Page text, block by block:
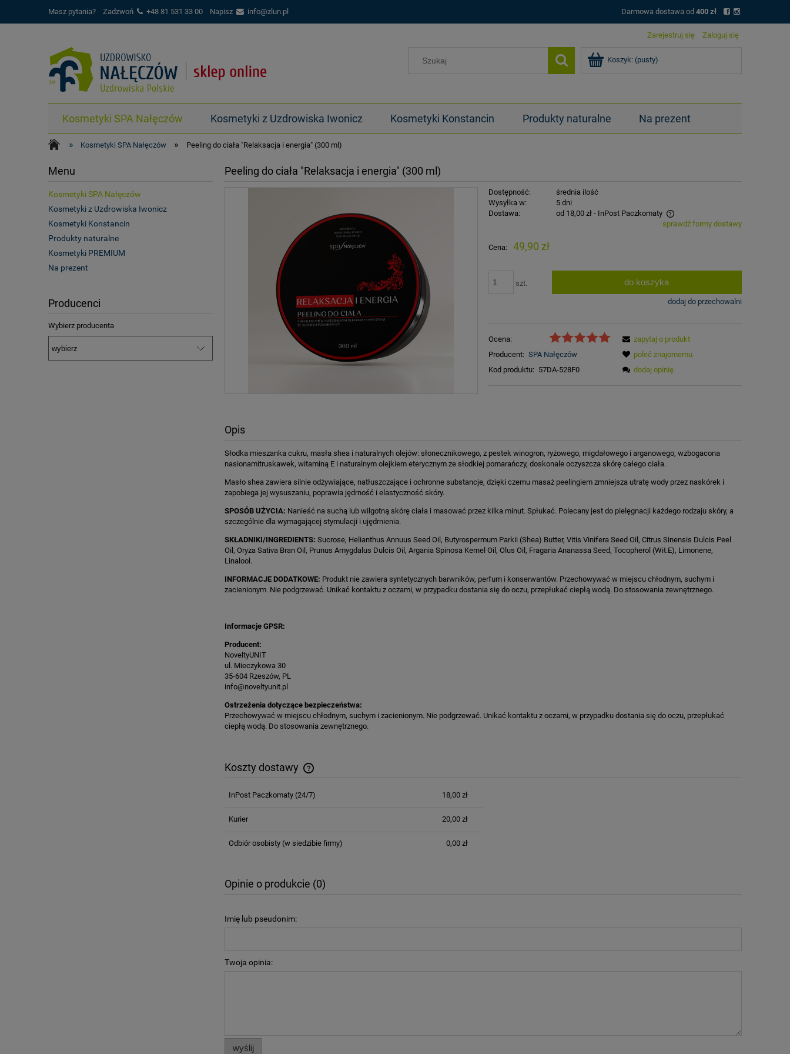
Masz pytania? Zadzwoń +48 81 531 33 00 Napisz info@zlun.pl Darmowa dostawa od 400 zł
Zarejestruj się Zaloguj się
Koszyk: (pusty)
Kosmetyki SPA Nałęczów Kosmetyki z Uzdrowiska Iwonicz Kosmetyki Konstancin Produkty naturalne Na prezent
» Kosmetyki SPA Nałęczów » Peeling do ciała "Relaksacja i energia" (300 ml)
Menu
Kosmetyki SPA Nałęczów
Kosmetyki z Uzdrowiska Iwonicz
Kosmetyki Konstancin
Produkty naturalne
Kosmetyki PREMIUM
Na prezent
Producenci
Wybierz producenta
Peeling do ciała "Relaksacja i energia" (300 ml)
Dostępność:
średnia ilość
Wysyłka w:
5 dni
Dostawa:
od 18,00 zł - InPost Paczkomaty
Cena nie zawiera ewentualnych kosztów
płatności
sprawdź formy dostawy
Cena: 49,90 zł
szt. do koszyka
dodaj do przechowalni
Ocena:
Producent: SPA Nałęczów
Kod produktu: 57DA-528F0
zapytaj o produkt
poleć znajomemu
dodaj opinię
Opis
Słodka mieszanka cukru, masła shea i naturalnych olejów: słonecznikowego, z pestek winogron, ryżowego, migdałowego i arganowego, wzbogacona
nasionamitruskawek, witaminą E i naturalnym olejkiem eterycznym ze słodkiej pomarańczy, doskonale oczyszcza skórę całego ciała.
Masło shea zawiera silnie odżywiające, natłuszczające i ochronne substancje, dzięki czemu masaż peelingiem zmniejsza utratę wody przez naskórek i
zapobiega jej wysuszaniu, poprawia jędrność i elastyczność skóry.
SPOSÓB UŻYCIA: Nanieść na suchą lub wilgotną skórę ciała i masować przez kilka minut. Spłukać. Polecany jest do pielęgnacji każdego rodzaju skóry, a
szczególnie dla wymagającej stymulacji i ujędrnienia.
SKŁADNIKI/INGREDIENTS: Sucrose, Helianthus Annuus Seed Oil, Butyrospermum Parkii (Shea) Butter, Vitis Vinifera Seed Oil, Citrus Sinensis Dulcis Peel
Oil, Oryza Sativa Bran Oil, Prunus Amygdalus Dulcis Oil, Argania Spinosa Kernel Oil, Olus Oil, Fragaria Ananassa Seed, Tocopherol (Wit.E), Limonene,
Linalool.
INFORMACJE DODATKOWE: Produkt nie zawiera syntetycznych barwników, perfum i konserwantów. Przechowywać w miejscu chłodnym, suchym i
zacienionym. Nie podgrzewać. Unikać kontaktu z oczami, w przypadku dostania się do oczu, przepłukać ciepłą wodą. Do stosowania zewnętrznego.
Informacje GPSR:
Producent:
NoveltyUNIT
ul. Mieczykowa 30
35-604 Rzeszów, PL
info@noveltyunit.pl
Ostrzeżenia dotyczące bezpieczeństwa:
Przechowywać w miejscu chłodnym, suchym i zacienionym. Nie podgrzewać. Unikać kontaktu z oczami, w przypadku dostania się do oczu, przepłukać
ciepłą wodą. Do stosowania zewnętrznego.
Koszty dostawy
Cena nie zawiera ewentualnych kosztów
InPost Paczkomaty (24/7) 18,00 zł
Kurier 20,00 zł
Odbiór osobisty(w siedzibie firmy) 0,00 zł
Opinie o produkcie (0)
Imię lub pseudonim:
Twoja opinia:
wyślij